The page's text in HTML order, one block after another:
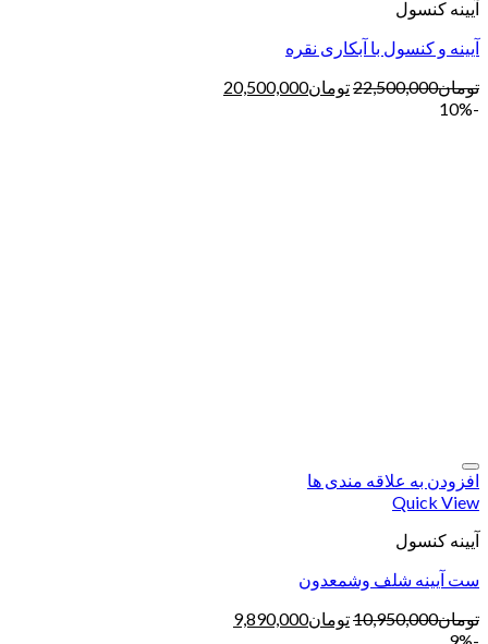
آیینه کنسول
آیینه و کنسول با آبکاری نقره
تومان22,500,000تومان20,500,000
-10%
افزودن به علاقه مندی ها
Quick View
آیینه کنسول
ست آیینه شلف وشمعدون
تومان10,950,000تومان9,890,000